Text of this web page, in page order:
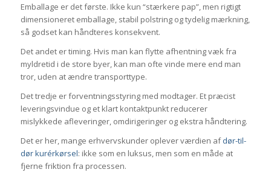
Emballage er det første. Ikke kun “stærkere pap”, men rigtigt
dimensioneret emballage, stabil polstring og tydelig mærkning,
så godset kan håndteres konsekvent.
Det andet er timing. Hvis man kan flytte afhentning væk fra
myldretid i de store byer, kan man ofte vinde mere end man
tror, uden at ændre transporttype.
Det tredje er forventningsstyring med modtager. Et præcist
leveringsvindue og et klart kontaktpunkt reducerer
mislykkede afleveringer, omdirigeringer og ekstra håndtering.
Det er her, mange erhvervskunder oplever værdien afdør-til-
dør kurérkørsel: ikke som en luksus, men som en måde at
fjerne friktion fra processen.